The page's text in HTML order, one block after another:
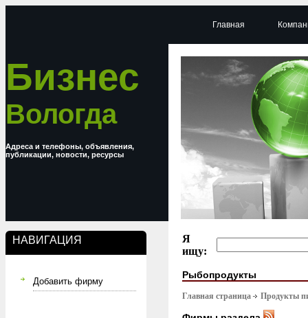
Бизнес
Вологда
Адреса и телефоны, объявления,
публикации, новости, ресурсы
НАВИГАЦИЯ
Добавить фирму
Главная
Я
ищу:
Рыбопродукты
Главная страница Продукты